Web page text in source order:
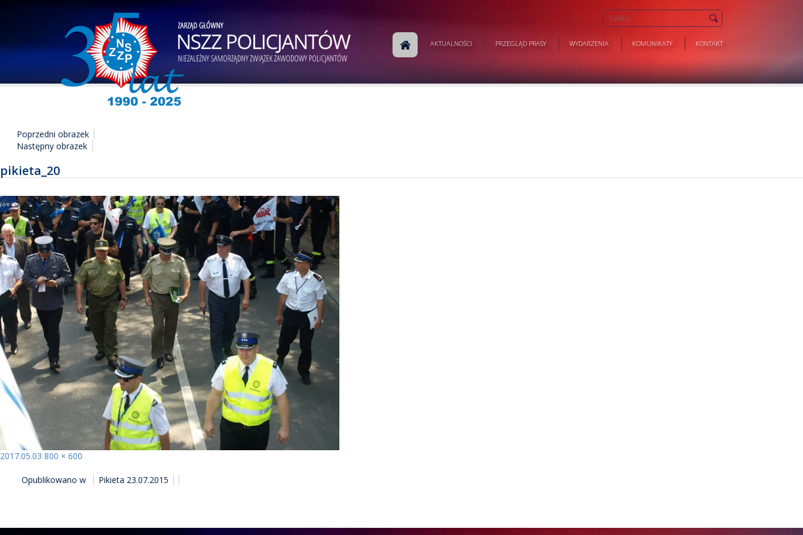
AKTUALNOŚCI PRZEGLĄD PRASY WYDARZENIA KOMUNIKATY KONTAKT
Poprzedni obrazek
Następny obrazek
pikieta_20
Opublikowano
2017.05.03 Pełny
800 × 600
WPISUOpublikowano w Pikieta 23.07.2015